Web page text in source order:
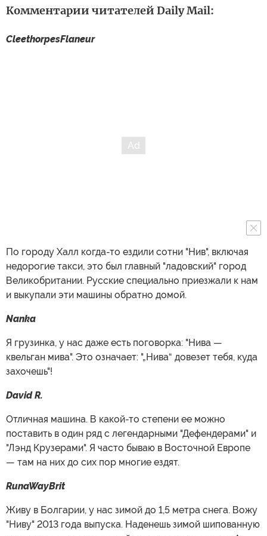
Комментарии читателей Daily Mail:
CleethorpesFlaneur
По городу Халл когда-то ездили сотни "Нив", включая
недорогие такси, это был главный "ладовский" город
Великобритании. Русские специально приезжали к нам
и выкупали эти машины обратно домой.
Nanka
Я грузинка, у нас даже есть поговорка: "Нива —
квельган мива". Это означает: "„Нива“ довезет тебя, куда
захочешь"!
David R.
Отличная машина. В какой-то степени ее можно
поставить в один ряд с легендарными "Дефендерами" и
"Лэнд Крузерами". Я часто бываю в Восточной Европе
— там на них до сих пор многие ездят.
RunaWayBrit
Живу в Болгарии, у нас зимой до 1,5 метра снега. Вожу
"Ниву" 2013 года выпуска. Наденешь зимой шипованную